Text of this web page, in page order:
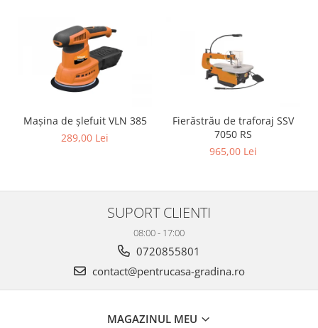
Mașina de șlefuit VLN 385
289,00 Lei
Fierăstrău de traforaj SSV
7050 RS
965,00 Lei
SUPORT CLIENTI
08:00 - 17:00
0720855801
contact@pentrucasa-gradina.ro
MAGAZINUL MEU